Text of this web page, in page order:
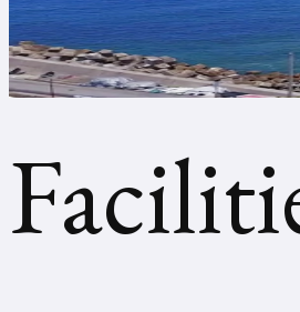
索
ま
で
ジ
ャ
ン
プ
ッ
タ
ま
ジ
時
を